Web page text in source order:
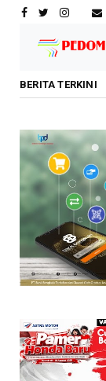
BERITA TERKINI
Voucher 8.8